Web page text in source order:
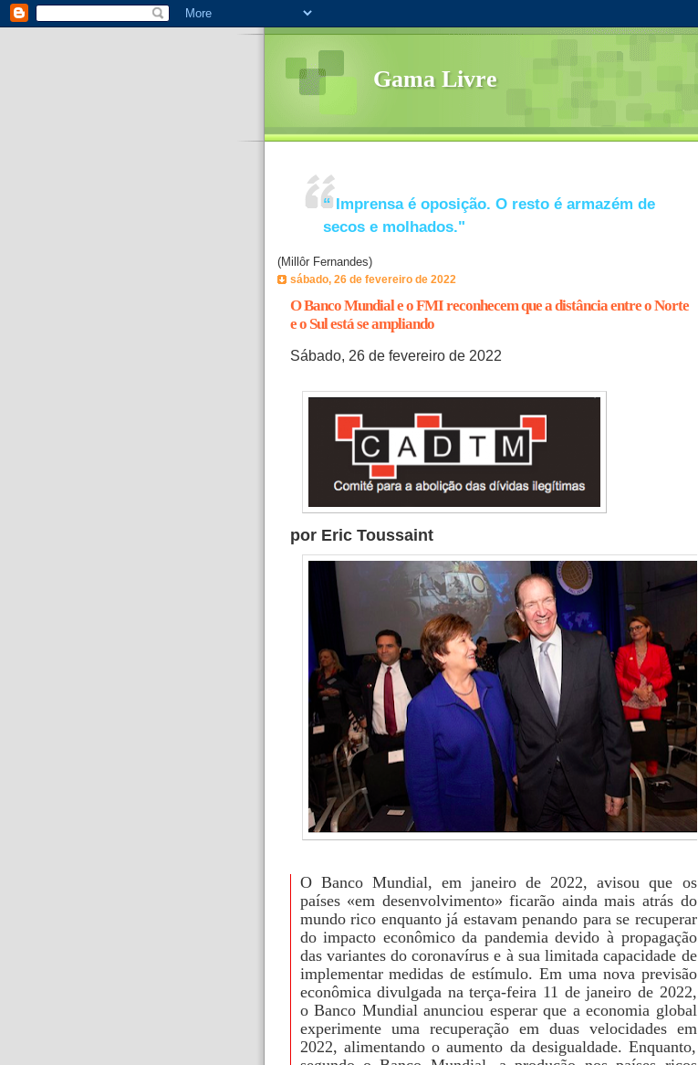
Gama Livre
“ Imprensa é oposição. O resto é armazém de
secos e molhados."
(Millôr Fernandes)
sábado, 26 de fevereiro de 2022
O Banco Mundial e o FMI reconhecem que a distância entre o Norte
e o Sul está se ampliando
Sábado, 26 de fevereiro de 2022
por Eric Toussaint
O Banco Mundial, em janeiro de 2022, avisou que os
países «em desenvolvimento» ficarão ainda mais atrás do
mundo rico enquanto já estavam penando para se recuperar
do impacto econômico da pandemia devido à propagação
das variantes do coronavírus e à sua limitada capacidade de
implementar medidas de estímulo. Em uma nova previsão
econômica divulgada na terça-feira 11 de janeiro de 2022,
o Banco Mundial anunciou esperar que a economia global
experimente uma recuperação em duas velocidades em
2022, alimentando o aumento da desigualdade. Enquanto,